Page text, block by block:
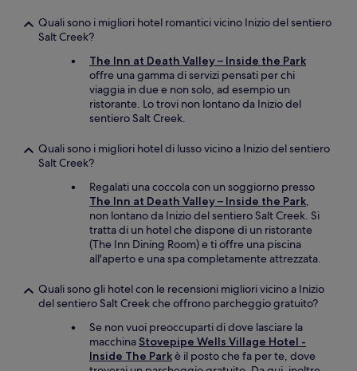
Quali sono i migliori hotel romantici vicino Inizio del sentiero
Salt Creek?
The Inn at Death Valley – Inside the Park
offre una gamma di servizi pensati per chi
viaggia in due e non solo, ad esempio un
ristorante. Lo trovi non lontano da Inizio del
sentiero Salt Creek.
Quali sono i migliori hotel di lusso vicino a Inizio del sentiero
Salt Creek?
Regalati una coccola con un soggiorno presso
The Inn at Death Valley – Inside the Park,
non lontano da Inizio del sentiero Salt Creek. Si
tratta di un hotel che dispone di un ristorante
(The Inn Dining Room) e ti offre una piscina
all'aperto e una spa completamente attrezzata.
Quali sono gli hotel con le recensioni migliori vicino a Inizio
del sentiero Salt Creek che offrono parcheggio gratuito?
Se non vuoi preoccuparti di dove lasciare la
macchina Stovepipe Wells Village Hotel -
Inside The Parkè il posto che fa per te, dove